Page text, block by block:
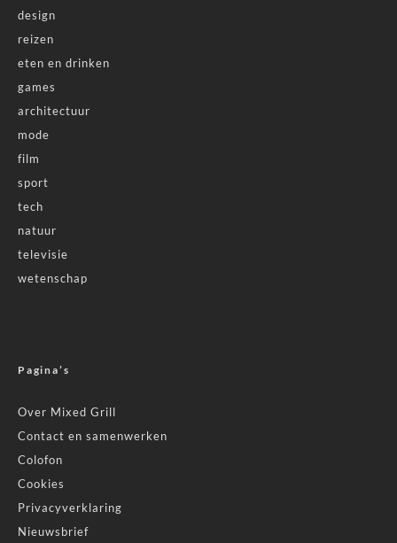
design
reizen
eten en drinken
games
architectuur
mode
film
sport
tech
natuur
televisie
wetenschap
Pagina’s
Over Mixed Grill
Contact en samenwerken
Colofon
Cookies
Privacyverklaring
Nieuwsbrief